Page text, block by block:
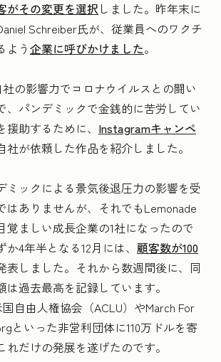
がその変更を選択しました。昨年末に
Schreiber氏が、従業員へのワクチ
よう 企業に呼びかけました。
の影響力でコロナウイルスとの闘い
、パンデミックで金銭的に苦労してい
助するために、 Instagramキャンペ
社が依頼した作品を紹介しました。
ミックによる景気後退圧力の影響を受
はありませんが、それでもLemonade
覚ましい成長企業の1社になったので
4年半となる12月には、 顧客数が100
表しました。それから数週間後に、同
過去最高を記録しています。
自由人権協会（ACLU）やMarch For
といった非営利団体に110万ドルを寄
だけの発展を遂げたのです。